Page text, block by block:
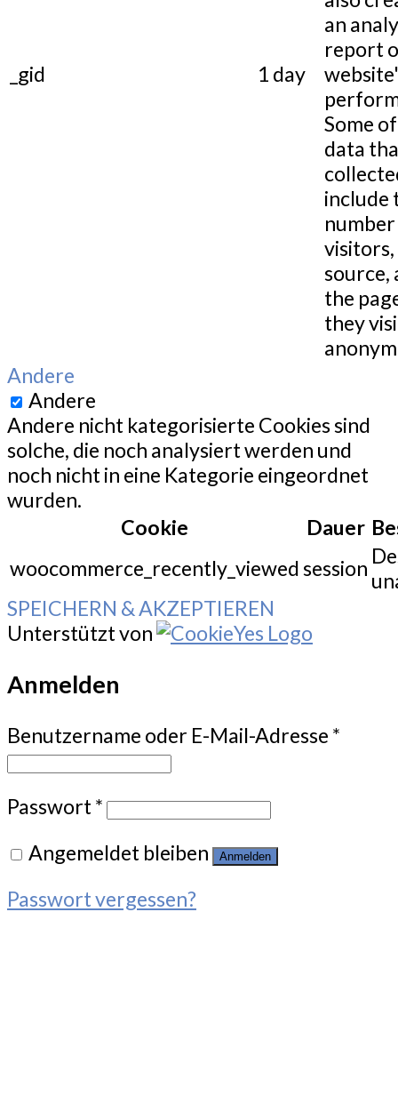
_gid 1 day
an
report
Some
data
include
source,
the
they
Andere
Andere
Andere nicht kategorisierte Cookies sind
solche, die noch analysiert werden und
noch nicht in eine Kategorie eingeordnet
wurden.
Cookie
Dauer
woocommerce_recently_viewed session
SPEICHERN & AKZEPTIEREN
Unterstützt von
Anmelden
Benutzername oder E-Mail-Adresse *
Passwort*
Angemeldet bleiben
Anmelden
Passwort vergessen?